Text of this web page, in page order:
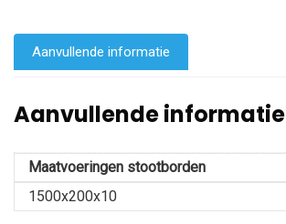
Aanvullende informatie
Aanvullende informatie
Maatvoeringen stootborden
1500x200x10